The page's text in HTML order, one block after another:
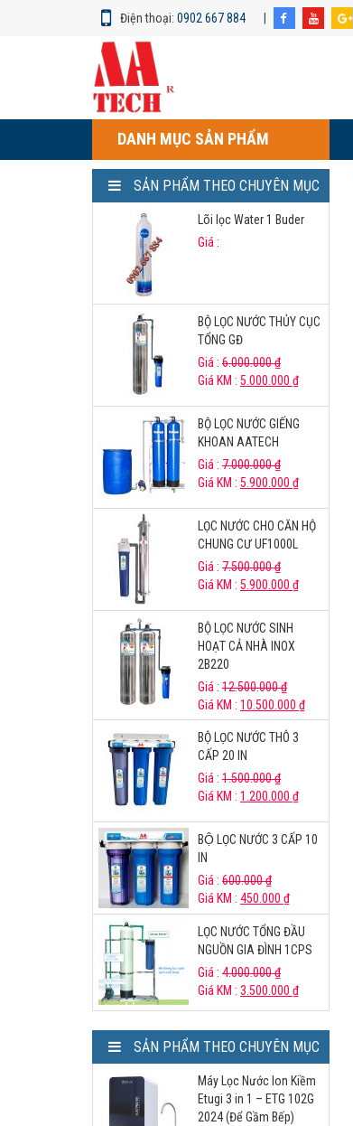
Điện thoại: 0902 667 884
Chính
sách
bảo
hành
DANH MỤC SẢN PHẨM
SẢN PHẨM THEO CHUYÊN MỤC
Lõi lọc Water 1 Buder
Giá :
BỘ LỌC NƯỚC THỦY CỤC
TỔNG GĐ
Giá : 6.000.000₫
Giá KM : 5.000.000 ₫
BỘ LỌC NƯỚC GIẾNG
KHOAN AATECH
Giá : 7.000.000₫
Giá KM : 5.900.000 ₫
LỌC NƯỚC CHO CĂN HỘ
CHUNG CƯ UF1000L
Giá : 7.500.000₫
Giá KM : 5.900.000 ₫
BỘ LỌC NƯỚC SINH
HOẠT CẢ NHÀ INOX
2B220
Giá : 12.500.000₫
Giá KM : 10.500.000 ₫
BỘ LỌC NƯỚC THÔ 3
CẤP 20 IN
Giá : 1.500.000₫
Giá KM : 1.200.000 ₫
BỘ LỌC NƯỚC 3 CẤP 10
IN
Giá : 600.000₫
Giá KM : 450.000 ₫
LỌC NƯỚC TỔNG ĐẦU
NGUỒN GIA ĐÌNH 1CPS
Giá : 4.000.000₫
Giá KM : 3.500.000 ₫
SẢN PHẨM THEO CHUYÊN MỤC
Máy Lọc Nước Ion Kiềm
Etugi 3 in 1 – ETG 102G
2024 (Để Gầm Bếp)